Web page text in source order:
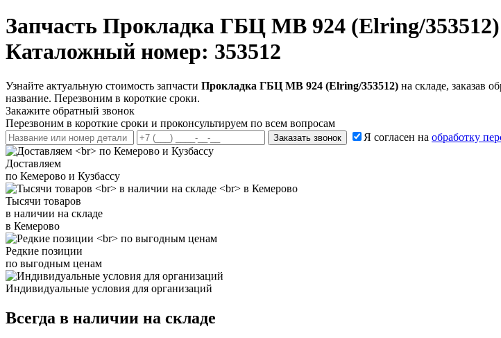
Запчасть Прокладка ГБЦ MB 924 (Elring/353512)
Каталожный номер: 353512
Узнайте актуальную стоимость запчасти Прокладка ГБЦ MB 924 (Elring/353512) на складе, заказав
название. Перезвоним в короткие сроки.
Закажите обратный звонок
Перезвоним в короткие сроки и проконсультируем по всем вопросам
Заказать звонок Я согласен на обработку
Доставляем
по Кемерово и Кузбассу
Тысячи товаров
в наличии на складе
в Кемерово
Редкие позиции
по выгодным ценам
Индивидуальные условия для организаций
Всегда в наличии на складе